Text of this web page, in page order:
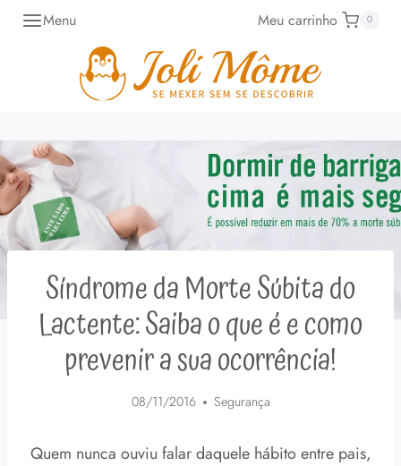
Pular Menu Meu carrinho 0
Síndrome da Morte Súbita do
Lactente: Saiba o que é e como
prevenir a sua ocorrência!
08/11/2016 Segurança
Quem nunca ouviu falar daquele hábito entre pais,